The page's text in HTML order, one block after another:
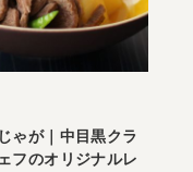
ゃが｜中目黒クラ
フのオリジナルレ